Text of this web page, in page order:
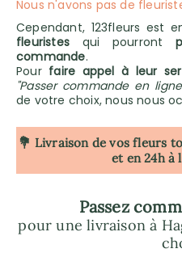
Nous n'avons pas de
Cependant, 123fleurs est
fleuristes qui pourront
commande.
Pour faire appel à leur
"Passer commande en
de votre choix, nous nous
💐 Livraison de vos fleurs
et en 24h à
Passez
pour une livraison à